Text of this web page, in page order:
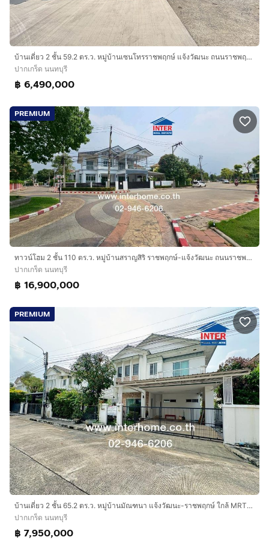
บ้านเดี่ยว 2 ชั้น 59.2 ตร.ว. หมู่บ้านเซนโทรราชพฤกษ์ แจ้งวัฒนะ ถนนราชพฤกษ์ ถนนทางหลวงแผ่นดินหมายเลข345 ปากเกร็ด นนทบุรี
ปากเกร็ด นนทบุรี
฿ 6,490,000
PREMIUM
ทาวน์โฮม 2 ชั้น 110 ตร.ว. หมู่บ้านสราญสิริ ราชพฤกษ์-แจ้งวัฒนะ ถนนราชพฤกษ์ ถนนแจ้งวัฒนะ ปากเกร็ด นนทบุรี
ปากเกร็ด นนทบุรี
฿ 16,900,000
PREMIUM
บ้านเดี่ยว 2 ชั้น 65.2 ตร.ว. หมู่บ้านมัณฑนา แจ้งวัฒนะ-ราชพฤกษ์ ใกล้ MRTสายสีม่วงและทางพิเศษศรีรัช ‬ติดถนนใหญ่ซัยพฤกษ์-แจ้งวัฒนะ ถนนราชพฤกษ์
ปากเกร็ด นนทบุรี
฿ 7,950,000